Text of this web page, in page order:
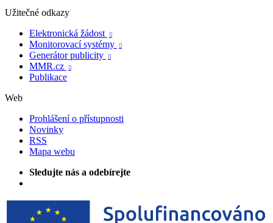
Užitečné odkazy
Elektronická žádost

Monitorovací systémy 
Generátor publicity 
MMR.cz 
Publikace
Web
Prohlášení o přístupnosti
Novinky
RSS
Mapa webu
Sledujte nás a odebírejte